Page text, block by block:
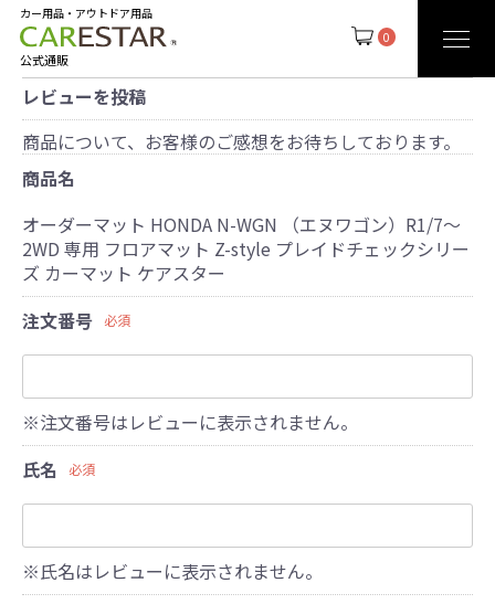
0
カー用品・アウトドア用品
公式通販
レビューを投稿
商品について、お客様のご感想をお待ちしております。
商品名
オーダーマット HONDA N-WGN （エヌワゴン）R1/7～
2WD 専用 フロアマット Z-style プレイドチェックシリー
ズ カーマット ケアスター
注文番号
必須
※注文番号はレビューに表示されません。
氏名
必須
※氏名はレビューに表示されません。